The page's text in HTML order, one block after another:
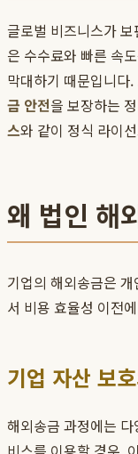
글로벌 비즈니스가
은 수수료와 빠른 속
막대하기 때문입니다
금 안전을 보장하는
스와 같이 정식 라이
왜 법인 해
기업의 해외송금은
서 비용 효율성 이전
기업 자산 보
해외송금 과정에는